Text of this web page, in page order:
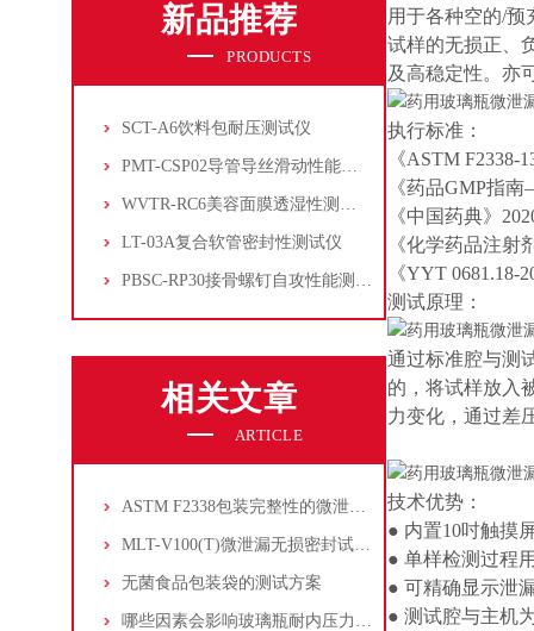
新品推荐
PRODUCTS
SCT-A6饮料包耐压测试仪
PMT-CSP02导管导丝滑动性能测试仪
WVTR-RC6美容面膜透湿性测试仪
LT-03A复合软管密封性测试仪
PBSC-RP30接骨螺钉自攻性能测试‌仪
相关文章
ARTICLE
ASTM F2338包装完整性的微泄漏测试方法
MLT-V100(T)微泄漏无损密封试验仪的仪器介绍
无菌食品包装袋的测试方案
哪些因素会影响玻璃瓶耐内压力的测试
用于各种空的/
试样的无损正、
及高稳定性。亦
执行标准：
《ASTM
《药品GMP指
《中国药典》
《化学药品注射
《YYT
测试原理：
通过标准腔与测
的，将试样放入
力变化，通过差
技术优势：
● 内置10吋触摸
● 单样检测过程
● 可精确显示泄
● 测试腔与主机